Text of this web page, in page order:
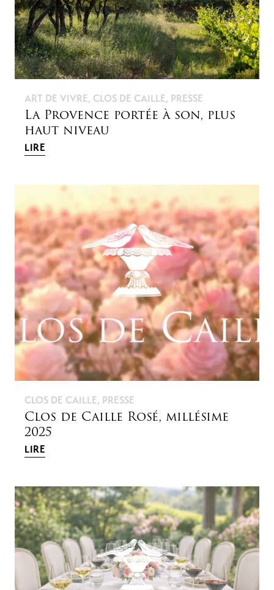
ART DE VIVRE, CLOS DE CAILLE, PRESSE
La Provence portée à son, plus
haut niveau
LIRE
CLOS DE CAILLE, PRESSE
Clos de Caille Rosé, millésime
2025
LIRE